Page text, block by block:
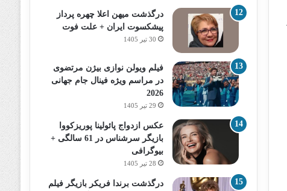
درگذشت میهن اعلا چهره پرداز
پیشکسوت ایران + علت فوت
30 تیر 1405
فیلم ویولن نوازی بیژن مرتضوی
در مراسم ویژه فینال جام جهانی
2026
29 تیر 1405
عکس ازدواج پائولینا پوریزکووا
بازیگر سرشناس در 61 سالگی +
بیوگرافی
28 تیر 1405
درگذشت برندا فریکر بازیگر فیلم